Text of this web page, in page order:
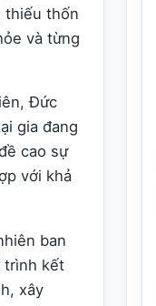
thiếu thốn
và từng
Đức
gia đang
cao sự
với khả
ban
trình kết
xây